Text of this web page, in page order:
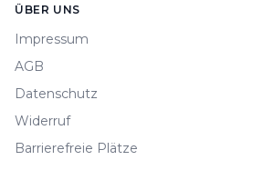
ÜBER UNS
Impressum
AGB
Datenschutz
Widerruf
Barrierefreie Plätze